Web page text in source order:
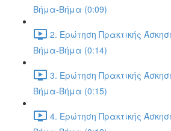
Βήμα-Βήμα (0:09)
2. Ερώτηση Πρακτικής
Βήμα-Βήμα (0:14)
3. Ερώτηση Πρακτικής
Βήμα-Βήμα (0:15)
4. Ερώτηση Πρακτικής